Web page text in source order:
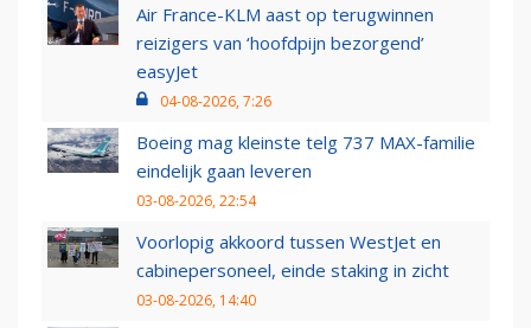
Air France-KLM aast op terugwinnen
reizigers van ‘hoofdpijn bezorgend’
easyJet
04-08-2026, 7:26
Boeing mag kleinste telg 737 MAX-familie
eindelijk gaan leveren
03-08-2026, 22:54
Voorlopig akkoord tussen WestJet en
cabinepersoneel, einde staking in zicht
03-08-2026, 14:40